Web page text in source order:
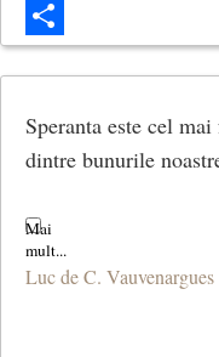
Email
Share
Speranta este cel
dintre bunurile
Luc de C. Vauvenargues